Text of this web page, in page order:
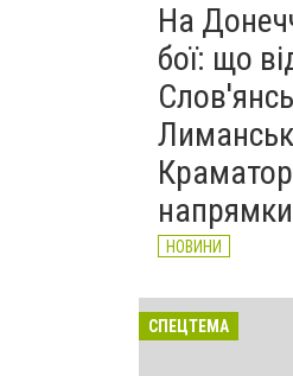
На
бої: що
напрямки
НОВИНИ
СПЕЦТЕМА